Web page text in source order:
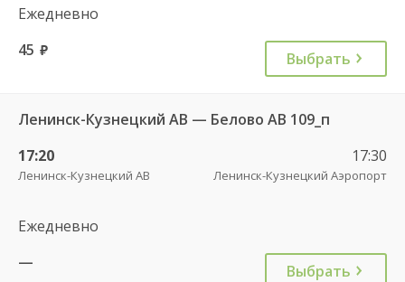
Ежедневно
45 руб. Выбрать
Ленинск-Кузнецкий АВ — Белово АВ 109_п
17:20
Ленинск-Кузнецкий АВ
17:30
Ленинск-Кузнецкий Аэропорт
Ежедневно
—
Выбрать